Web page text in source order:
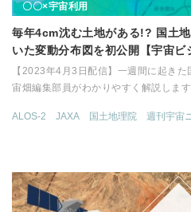
〇〇×宇宙利用
毎年4cm沈む土地がある!? 国土
いた変動分布図を初公開【宇宙ビ
【2023年4月3日配信】一週間に起き
宙畑編集部員がわかりやすく解説します
ALOS-2 JAXA 国土地理院 週刊宇宙